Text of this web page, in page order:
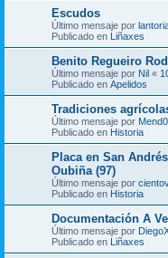
Escudos
Último mensaje por
Publicado en Liñaxes
Benito Regueiro
Último mensaje por Nil «
Publicado en Apelidos
Tradiciones
Último mensaje por
Publicado en Historia
Placa en San
Oubiña (97)
Último mensaje por
Publicado en Historia
Documentación A
Último mensaje por
Publicado en Liñaxes